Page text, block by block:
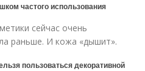
частого использования
сейчас очень
раньше. И кожа «дышит».
пользоваться декоративной